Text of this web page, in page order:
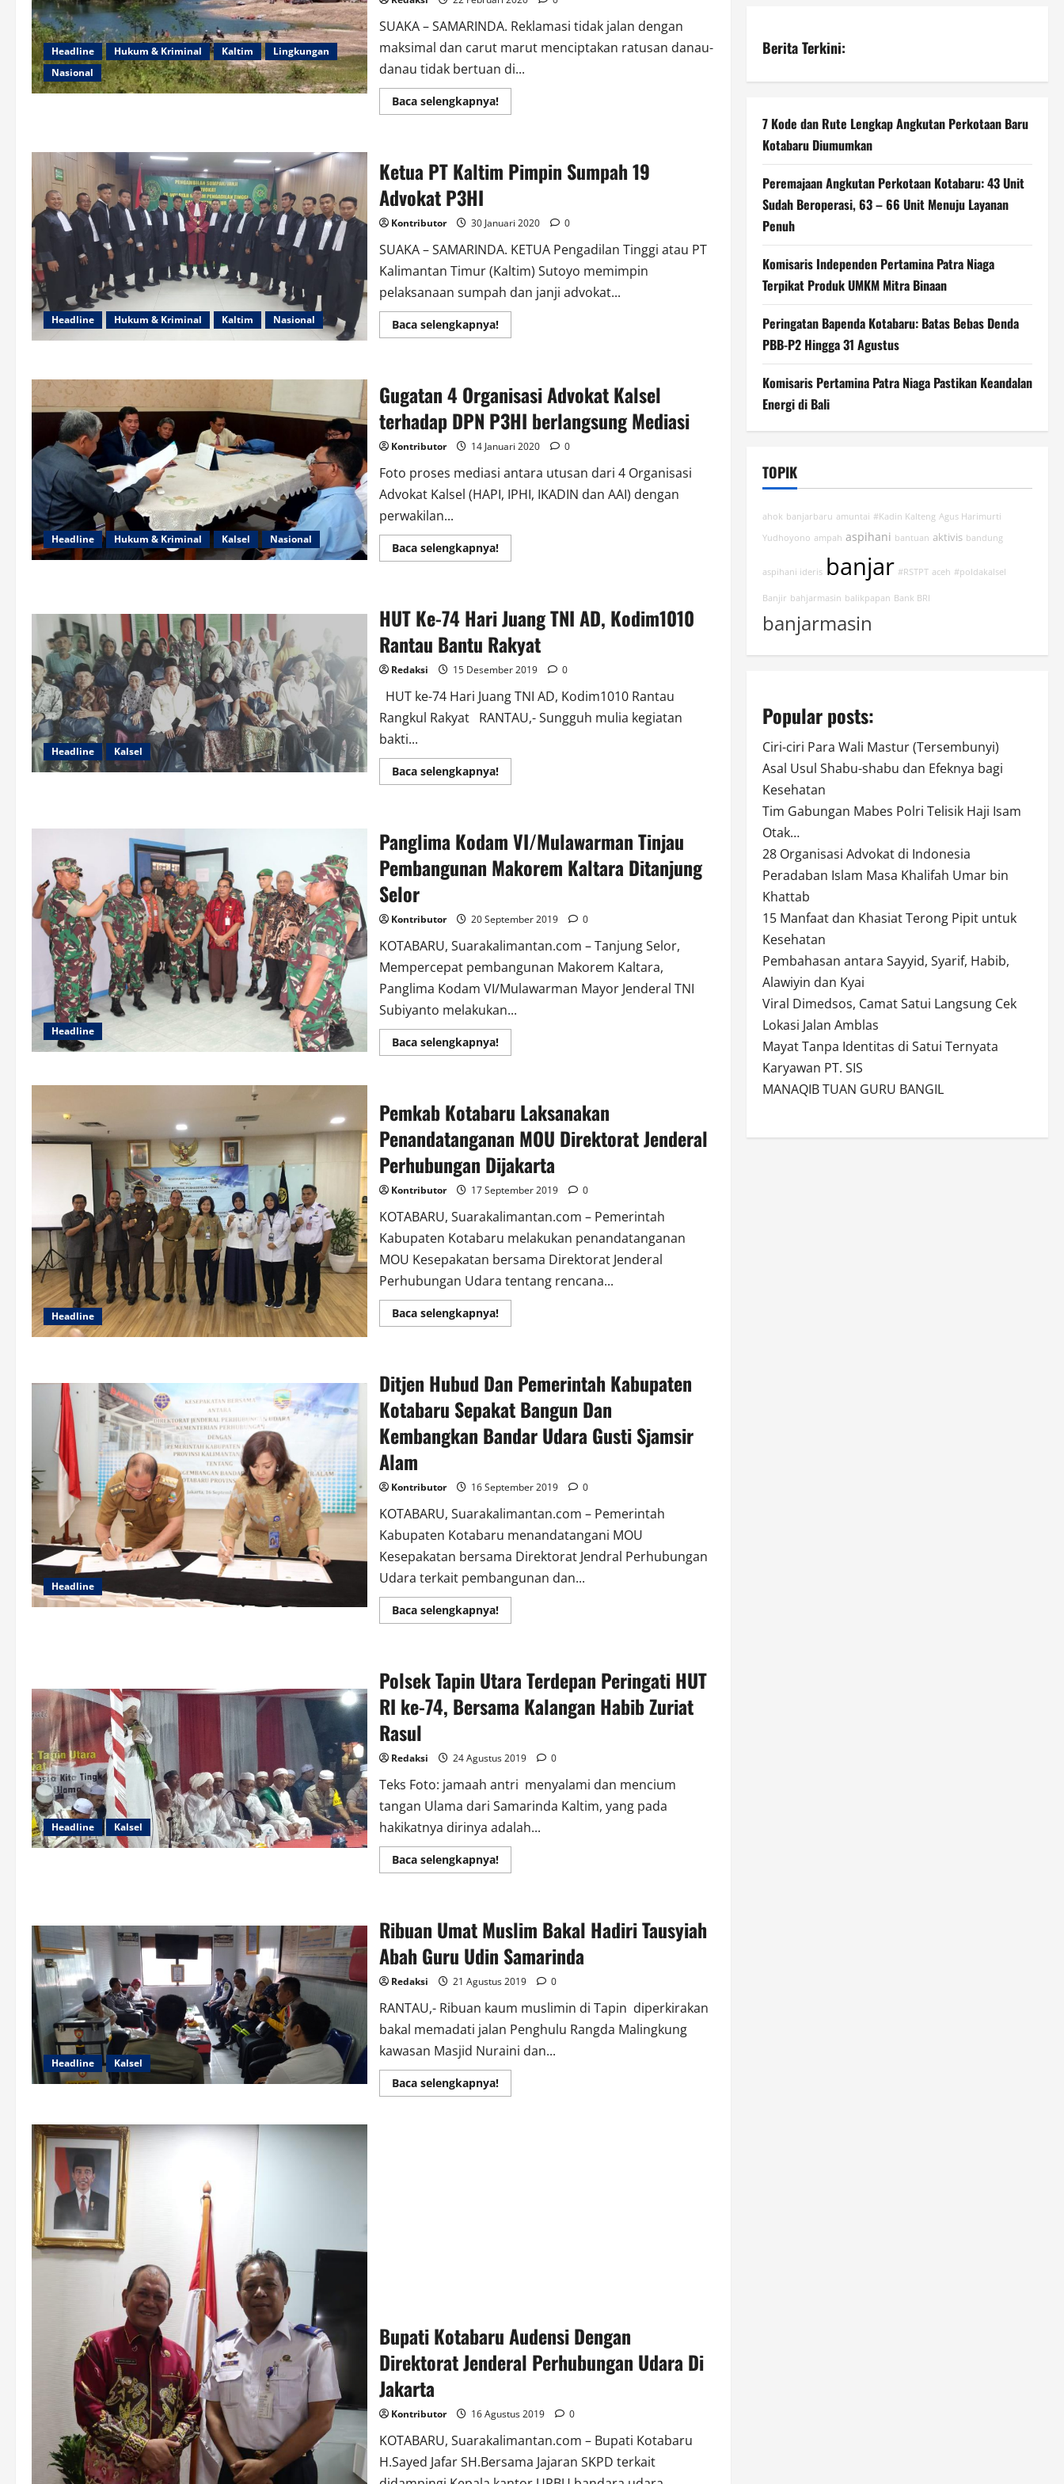
Headline Hukum & Kriminal Kaltim
Lingkungan
Nasional
SUAKA – SAMARINDA. Reklamasi tidak jalan dengan
maksimal dan carut marut menciptakan ratusan danau-
danau tidak bertuan di...
Baca selengkapnya!Read
more
Galian
Tambang
Batubara
Makan
Nyawa
Manusia
Headline Hukum & Kriminal Kaltim Nasional
Ketua PT Kaltim Pimpin Sumpah 19
Advokat P3HI
Kontributor 30 Januari 2020 0
SUAKA – SAMARINDA. KETUA Pengadilan Tinggi atau PT
Kalimantan Timur (Kaltim) Sutoyo memimpin
pelaksanaan sumpah dan janji advokat...
Baca selengkapnya!Read
more
Pimpin
Sumpah
19
Advokat
P3HI
Headline Hukum & Kriminal Kalsel Nasional
Gugatan 4 Organisasi Advokat Kalsel
terhadap DPN P3HI berlangsung Mediasi
Kontributor 14 Januari 2020 0
Foto proses mediasi antara utusan dari 4 Organisasi
Advokat Kalsel (HAPI, IPHI, IKADIN dan AAI) dengan
perwakilan...
Baca selengkapnya!Read
more
Advokat
Kalsel
terhadap
DPN
P3HI
berlangsung
Headline Kalsel
HUT Ke-74 Hari Juang TNI AD, Kodim1010
Rantau Bantu Rakyat
Redaksi 15 Desember 2019 0
HUT ke-74 Hari Juang TNI AD, Kodim1010 Rantau
Rangkul Rakyat RANTAU,- Sungguh mulia kegiatan
bakti...
Baca selengkapnya!Read
more
Hari
Juang
TNI
AD,
Kodim1010
Rakyat
Headline
Panglima Kodam VI/Mulawarman Tinjau
Pembangunan Makorem Kaltara Ditanjung
Selor
Kontributor 20 September 2019 0
KOTABARU, Suarakalimantan.com – Tanjung Selor,
Mempercepat pembangunan Makorem Kaltara,
Panglima Kodam VI/Mulawarman Mayor Jenderal TNI
Subiyanto melakukan...
Baca selengkapnya!Read
more
Tinjau
Pembangunan
Makorem
Kaltara
Ditanjung
Selor
Headline
Pemkab Kotabaru Laksanakan
Penandatanganan MOU Direktorat Jenderal
Perhubungan Dijakarta
Kontributor 17 September 2019 0
KOTABARU, Suarakalimantan.com – Pemerintah
Kabupaten Kotabaru melakukan penandatanganan
MOU Kesepakatan bersama Direktorat Jenderal
Perhubungan Udara tentang rencana...
Baca selengkapnya!Read
more
Penandatanganan
MOU
Direktorat
Jenderal
Perhubungan
Dijakarta
Headline
Ditjen Hubud Dan Pemerintah Kabupaten
Kotabaru Sepakat Bangun Dan
Kembangkan Bandar Udara Gusti Sjamsir
Alam
Kontributor 16 September 2019 0
KOTABARU, Suarakalimantan.com – Pemerintah
Kabupaten Kotabaru menandatangani MOU
Kesepakatan bersama Direktorat Jendral Perhubungan
Udara terkait pembangunan dan...
Baca selengkapnya!Read
more
Pemerintah
Kabupaten
Kotabaru
Sepakat
Bangun
Bandar
Udara
Gusti
Sjamsir
Alam
Headline Kalsel
Polsek Tapin Utara Terdepan Peringati HUT
RI ke-74, Bersama Kalangan Habib Zuriat
Rasul
Redaksi 24 Agustus 2019 0
Teks Foto: jamaah antri menyalami dan mencium
tangan Ulama dari Samarinda Kaltim, yang pada
hakikatnya dirinya adalah...
Baca selengkapnya!Read
more
Terdepan
Peringati
HUT
RI
ke-
74,
Kalangan
Habib
Zuriat
Rasul
Headline Kalsel
Ribuan Umat Muslim Bakal Hadiri Tausyiah
Abah Guru Udin Samarinda
Redaksi 21 Agustus 2019 0
RANTAU,- Ribuan kaum muslimin di Tapin diperkirakan
bakal memadati jalan Penghulu Rangda Malingkung
kawasan Masjid Nuraini dan...
Baca selengkapnya!Read
more
Bupati Kotabaru Audensi Dengan
Direktorat Jenderal Perhubungan Udara Di
Jakarta
Kontributor 16 Agustus 2019 0
KOTABARU, Suarakalimantan.com – Bupati Kotabaru
H.Sayed Jafar SH.Bersama Jajaran SKPD terkait
Berita Terkini:
7 Kode dan Rute Lengkap Angkutan Perkotaan Baru
Kotabaru Diumumkan
Peremajaan Angkutan Perkotaan Kotabaru: 43 Unit
Sudah Beroperasi, 63 – 66 Unit Menuju Layanan
Penuh
Komisaris Independen Pertamina Patra Niaga
Terpikat Produk UMKM Mitra Binaan
Peringatan Bapenda Kotabaru: Batas Bebas Denda
PBB-P2 Hingga 31 Agustus
Komisaris Pertamina Patra Niaga Pastikan Keandalan
Energi di Bali
TOPIK
ahok banjarbaru amuntai #Kadin Kalteng Agus Harimurti
Yudhoyono ampah aspihani bantuan aktivis bandung
aspihani ideris banjar #RSTPT aceh #poldakalsel
Banjir bahjarmasin balikpapan Bank BRI
banjarmasin
Popular posts:
Ciri-ciri Para Wali Mastur (Tersembunyi)
Asal Usul Shabu-shabu dan Efeknya bagi
Kesehatan
Tim Gabungan Mabes Polri Telisik Haji Isam
Otak…
28 Organisasi Advokat di Indonesia
Peradaban Islam Masa Khalifah Umar bin
Khattab
15 Manfaat dan Khasiat Terong Pipit untuk
Kesehatan
Pembahasan antara Sayyid, Syarif, Habib,
Alawiyin dan Kyai
Viral Dimedsos, Camat Satui Langsung Cek
Lokasi Jalan Amblas
Mayat Tanpa Identitas di Satui Ternyata
Karyawan PT. SIS
MANAQIB TUAN GURU BANGIL